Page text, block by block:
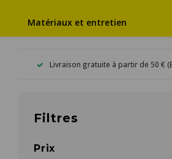
Matériaux et entretien
Livraison gratuite à partir de 50 €
Filtres
Prix